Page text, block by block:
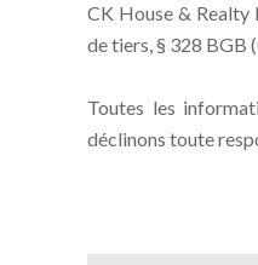
CK House & Realty
de tiers, § 328 BGB
Toutes les
déclinons toute